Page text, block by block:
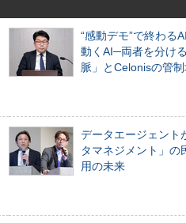
“感動デモ”で終わる
動くAI─両者を分け
脈」とCelonisの管
データエージェント
タマネジメント」の
用の未来